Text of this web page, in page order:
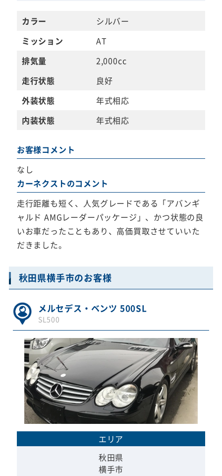
カラー
シルバー
ミッション
AT
排気量
2,000cc
走行状態
良好
外装状態
年式相応
内装状態
年式相応
お客様コメント
なし
カーネクストのコメント
走行距離も短く、人気グレードである「アバンギ
ャルド AMGレーダーパッケージ」、かつ状態の良
いお車だったこともあり、高価買取させていいた
だきました。
秋田県横手市のお客様
メルセデス・ベンツ 500SL
SL500
エリア
秋田県
横手市